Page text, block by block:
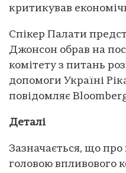
критикував
Спікер Палати
Джонсон обрав на
комітету з питань
допомоги Україні
повідомляє
Деталі
Зазначається, що
головою впливового